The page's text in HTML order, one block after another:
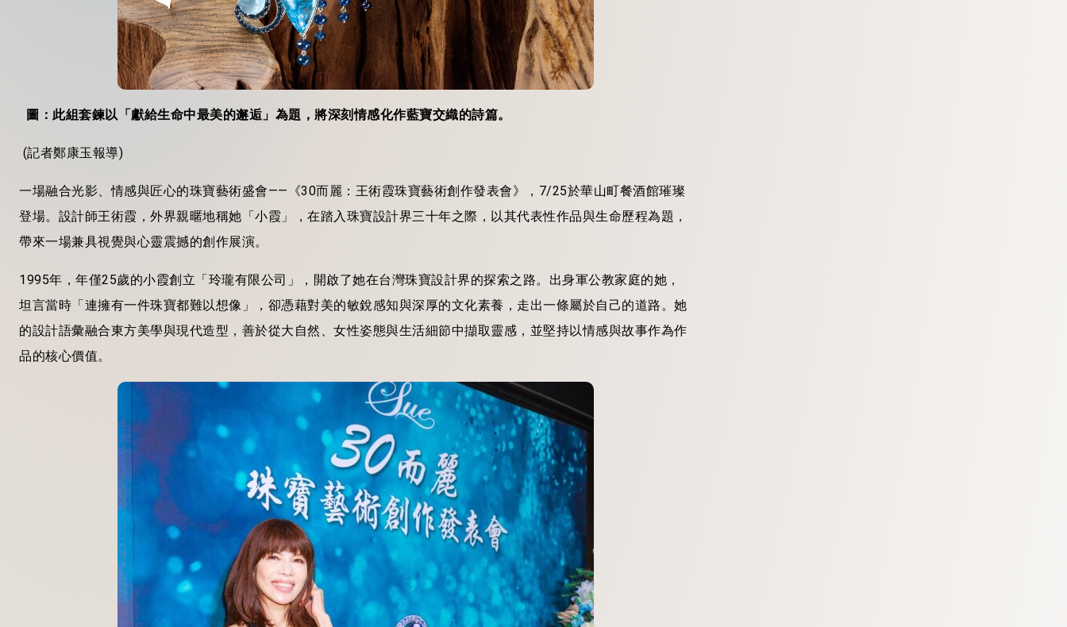
圖：此組套鍊以「獻給生命中最美的邂逅」為題，將深刻情感化作藍寶交織的詩篇。
(記者鄭康玉報導)
一場融合光影、情感與匠心的珠寶藝術盛會——《30而麗：王術霞珠寶藝術創作發表會》，7/25於華山町餐酒館璀璨
登場。設計師王術霞，外界親暱地稱她「小霞」，在踏入珠寶設計界三十年之際，以其代表性作品與生命歷程為題，
帶來一場兼具視覺與心靈震撼的創作展演。
1995年，年僅25歲的小霞創立「玲瓏有限公司」，開啟了她在台灣珠寶設計界的探索之路。出身軍公教家庭的她，
坦言當時「連擁有一件珠寶都難以想像」，卻憑藉對美的敏銳感知與深厚的文化素養，走出一條屬於自己的道路。她
的設計語彙融合東方美學與現代造型，善於從大自然、女性姿態與生活細節中擷取靈感，並堅持以情感與故事作為作
品的核心價值。